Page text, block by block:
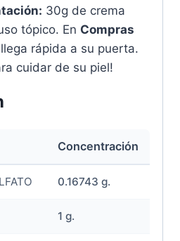
30g de crema
tópico. En Compras
rápida a su puerta.
cuidar de su piel!
Concentración
0.16743 g.
1 g.